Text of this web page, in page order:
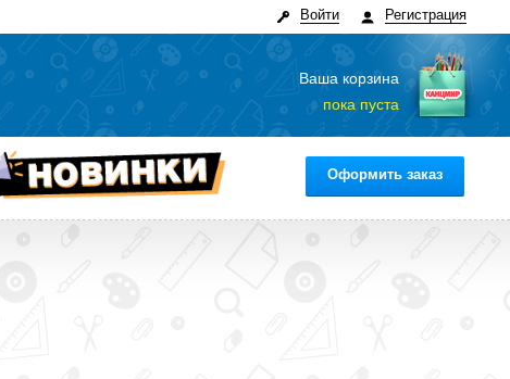
Регистрация
Войти
Ваша корзина
пока пуста
Оформить заказ